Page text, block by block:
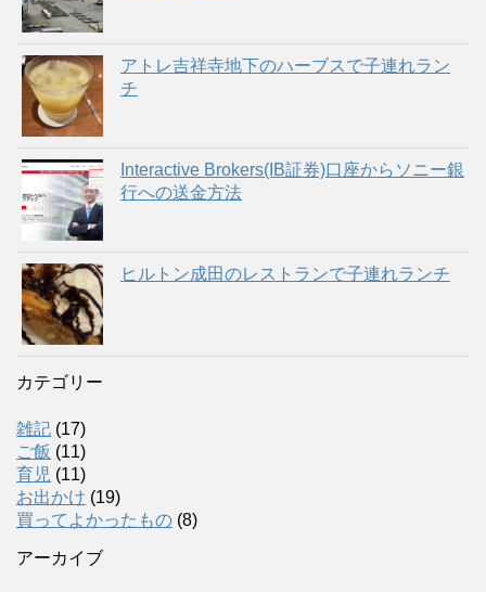
アトレ吉祥寺地下のハーブスで子連れラン
チ
Interactive Brokers(IB証券)口座からソニー銀
行への送金方法
ヒルトン成田のレストランで子連れランチ
カテゴリー
雑記 (17)
ご飯 (11)
育児 (11)
お出かけ (19)
買ってよかったもの (8)
アーカイブ